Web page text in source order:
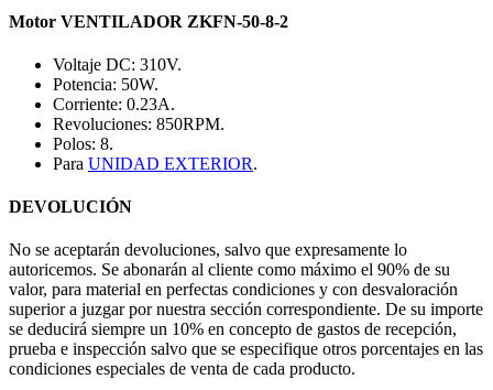
Motor VENTILADOR ZKFN-50-8-2
Voltaje DC: 310V.
Potencia: 50W.
Corriente: 0.23A.
Revoluciones: 850RPM.
Polos: 8.
Para UNIDAD EXTERIOR.
DEVOLUCIÓN
No se aceptarán devoluciones, salvo que expresamente lo
autoricemos. Se abonarán al cliente como máximo el 90% de su
valor, para material en perfectas condiciones y con desvaloración
superior a juzgar por nuestra sección correspondiente. De su importe
se deducirá siempre un 10% en concepto de gastos de recepción,
prueba e inspección salvo que se especifique otros porcentajes en las
condiciones especiales de venta de cada producto.